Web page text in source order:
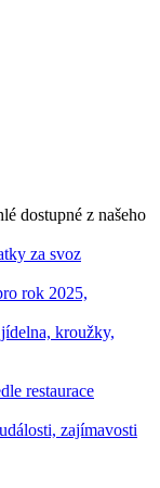
dostupné z našeho
za svoz
rok 2025,
kroužky,
restaurace
zajímavosti